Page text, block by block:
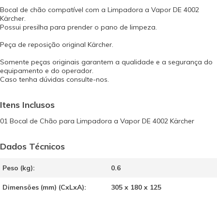
Bocal de chão compatível com a Limpadora a Vapor DE 4002
Kärcher.
Possui presilha para prender o pano de limpeza.
Peça de reposição original Kärcher.
Somente peças originais garantem a qualidade e a segurança do
equipamento e do operador.
Caso tenha dúvidas consulte-nos.
Itens Inclusos
01 Bocal de Chão para Limpadora a Vapor DE 4002 Kärcher
Dados Técnicos
Peso (kg): 0.6
Dimensões (mm) (CxLxA): 305 x 180 x 125